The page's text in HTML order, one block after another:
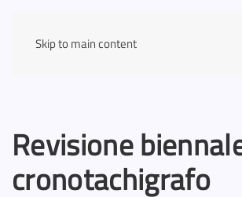
Skip to main content
Revisione
cronotachigrafo